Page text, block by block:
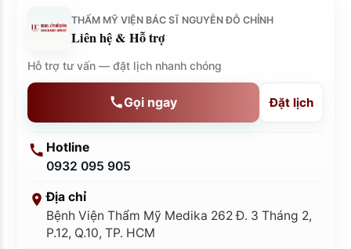
THẨM MỸ VIỆN BÁC SĨ NGUYỄN ĐỖ CHỈNH
Liên hệ & Hỗ trợ
Hỗ trợ tư vấn — đặt lịch nhanh chóng
Gọi ngay Đặt lịch
Hotline
0932 095 905
Địa chỉ
Bệnh Viện Thẩm Mỹ Medika 262 Đ. 3 Tháng 2,
P.12, Q.10, TP. HCM